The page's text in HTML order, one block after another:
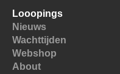
Looopings
Nieuws
Wachttijden
Webshop
About